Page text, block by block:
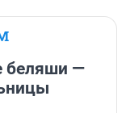
беляши —